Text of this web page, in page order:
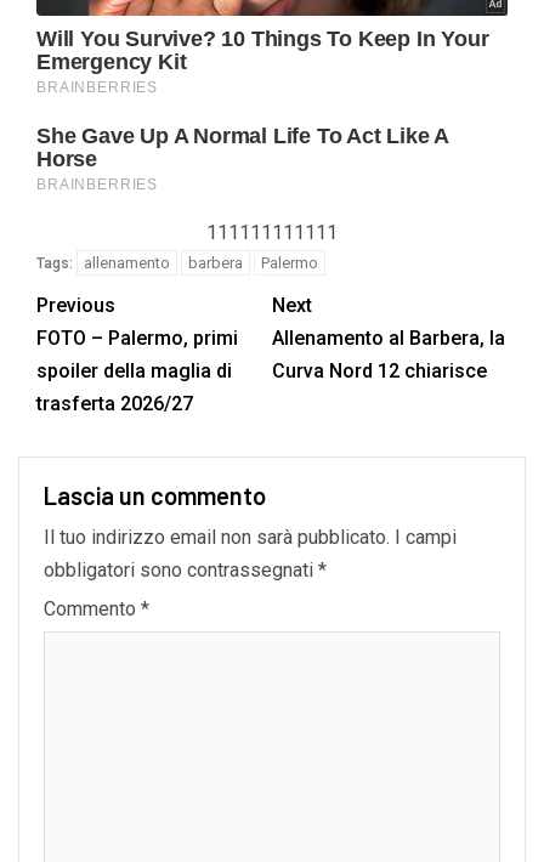
111111111111
Tags: allenamento barbera Palermo
Previous
FOTO – Palermo, primi
spoiler della maglia di
trasferta 2026/27
Next
Allenamento al Barbera, la
Curva Nord 12 chiarisce
Lascia un commento
Il tuo indirizzo email non sarà pubblicato. I campi
obbligatori sono contrassegnati *
Commento *